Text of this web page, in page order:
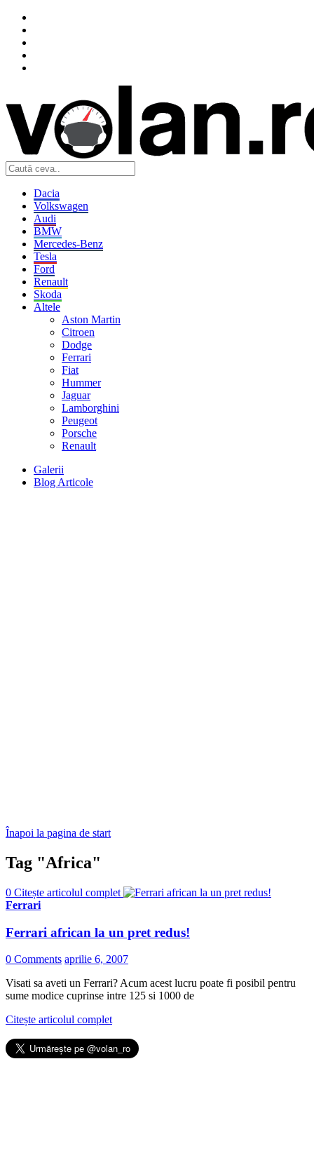
Dacia
Volkswagen
Audi
BMW
Mercedes-Benz
Tesla
Ford
Renault
Skoda
Altele
Aston Martin
Citroen
Dodge
Ferrari
Fiat
Hummer
Jaguar
Lamborghini
Peugeot
Porsche
Renault
Galerii
Blog Articole
Înapoi la pagina de start
Tag "Africa"
0 Citește articolul complet
Ferrari
Ferrari african la un pret redus!
0 Comments aprilie 6, 2007
Visati sa aveti un Ferrari? Acum acest lucru poate fi posibil pentru
sume modice cuprinse intre 125 si 1000 de
Citește articolul complet